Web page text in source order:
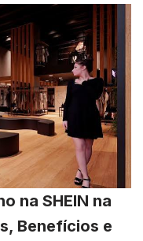
na SHEIN na
Benefícios e